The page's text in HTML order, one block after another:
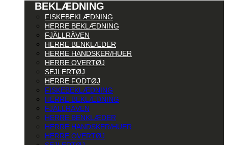
BEKLÆDNING
FISKEBEKLÆDNING
HERRE BEKLÆDNING
FJÄLLRÄVEN
HERRE BENKLÆDER
HERRE HANDSKER/HUER
HERRE OVERTØJ
SEJLERTØJ
HERRE FODTØJ
FISKEBEKLÆDNING
HERRE BEKLÆDNING
FJÄLLRÄVEN
HERRE BENKLÆDER
HERRE HANDSKER/HUER
HERRE OVERTØJ